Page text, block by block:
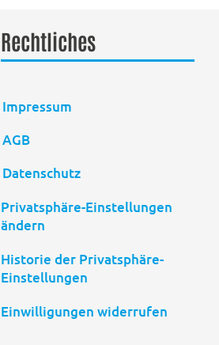
Rechtliches
Impressum
AGB
Datenschutz
Privatsphäre-Einstellungen
ändern
Historie der Privatsphäre-
Einstellungen
Einwilligungen widerrufen